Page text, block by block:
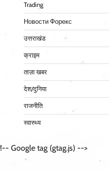
Trading
Новости Форекс
उत्तराखंड
क्राइम
ताज़ा खबर
देश/दुनिया
राजनीति
स्वास्थ्य
!-- Google tag (gtag.js) -->